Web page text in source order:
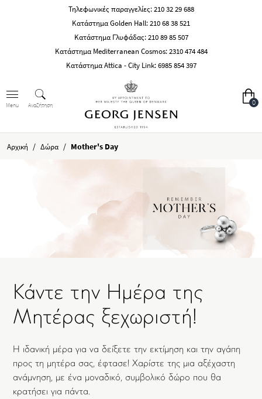
Τηλεφωνικές παραγγελίες:210 32 29 688
Κατάστημα Golden Hall:210 68 38 521
Κατάστημα Γλυφάδας:210 89 85 507
Κατάστημα Mediterranean Cosmos:2310 474 484
Κατάστημα Attica - City Link:6985 854 397
Menu Αναζήτηση 0
Αρχική / Δώρα / Mother's Day
Κάντε την Ημέρα της
Μητέρας ξεχωριστή!
Η ιδανική μέρα για να δείξετε την εκτίμηση και την αγάπη
προς τη μητέρα σας, έφτασε! Χαρίστε της μια αξέχαστη
ανάμνηση, με ένα μοναδικό, συμβολικό δώρο που θα
κρατήσει για πάντα.